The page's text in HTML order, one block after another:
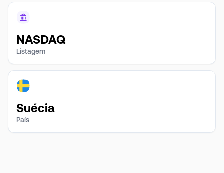
NASDAQ
Listagem
Suécia
País